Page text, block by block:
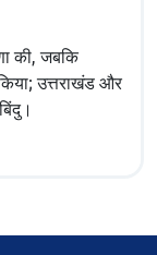
की, जबकि
उत्तराखंड और